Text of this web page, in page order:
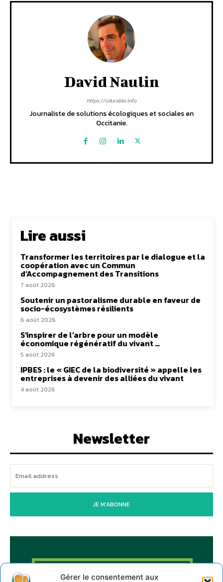
Gérer le consentement aux
David Naulin
https://cdurable.info
Journaliste de solutions écologiques et sociales en
Occitanie.
Lire aussi
Transformer les territoires par le dialogue et la
coopération avec un Commun
d’Accompagnement des Transitions
7 août 2026
Soutenir un pastoralisme durable en faveur de
socio-écosystèmes résilients
6 août 2026
S’inspirer de l’arbre pour un modèle
économique régénératif du vivant …
5 août 2026
IPBES : le « GIEC de la biodiversité » appelle les
entreprises à devenir des alliées du vivant
4 août 2026
Newsletter
JE M'ABONNE